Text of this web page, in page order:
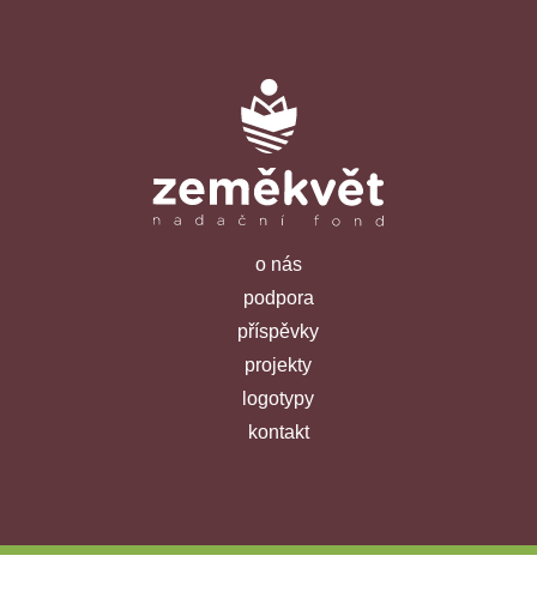
o nás
podpora
příspěvky
projekty
logotypy
kontakt